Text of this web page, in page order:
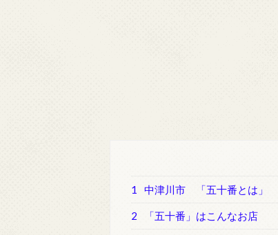
1 中津川市 「五十番とは」
2 「五十番」はこんなお店